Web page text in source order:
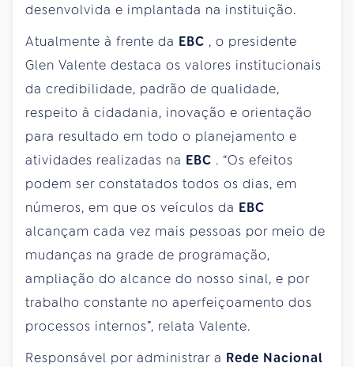
desenvolvida e implantada na instituição.
Atualmente à frente da EBC , o presidente
Glen Valente destaca os valores institucionais
da credibilidade, padrão de qualidade,
respeito à cidadania, inovação e orientação
para resultado em todo o planejamento e
atividades realizadas na EBC . “Os efeitos
podem ser constatados todos os dias, em
números, em que os veículos da EBC
alcançam cada vez mais pessoas por meio de
mudanças na grade de programação,
ampliação do alcance do nosso sinal, e por
trabalho constante no aperfeiçoamento dos
processos internos”, relata Valente.
Responsável por administrar a Rede Nacional